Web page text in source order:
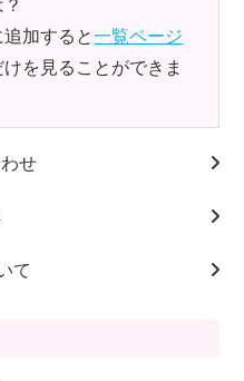
追加すると一覧ページ
を見ることができま
せ
て